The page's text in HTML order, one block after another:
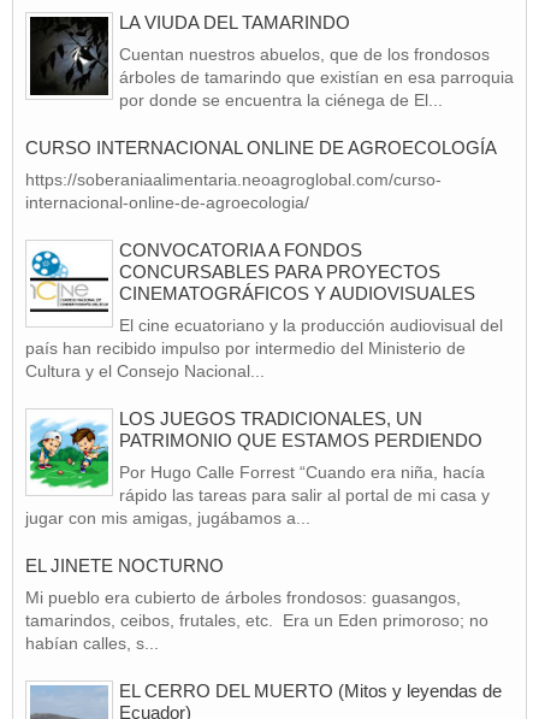
LA VIUDA DEL TAMARINDO
Cuentan nuestros abuelos, que de los frondosos
árboles de tamarindo que existían en esa parroquia
por donde se encuentra la ciénega de El...
CURSO INTERNACIONAL ONLINE DE AGROECOLOGÍA
https://soberaniaalimentaria.neoagroglobal.com/curso-
internacional-online-de-agroecologia/
CONVOCATORIA A FONDOS
CONCURSABLES PARA PROYECTOS
CINEMATOGRÁFICOS Y AUDIOVISUALES
El cine ecuatoriano y la producción audiovisual del
país han recibido impulso por intermedio del Ministerio de
Cultura y el Consejo Nacional...
LOS JUEGOS TRADICIONALES, UN
PATRIMONIO QUE ESTAMOS PERDIENDO
Por Hugo Calle Forrest “Cuando era niña, hacía
rápido las tareas para salir al portal de mi casa y
jugar con mis amigas, jugábamos a...
EL JINETE NOCTURNO
Mi pueblo era cubierto de árboles frondosos: guasangos,
tamarindos, ceibos, frutales, etc. Era un Eden primoroso; no
habían calles, s...
EL CERRO DEL MUERTO (Mitos y leyendas de
Ecuador)